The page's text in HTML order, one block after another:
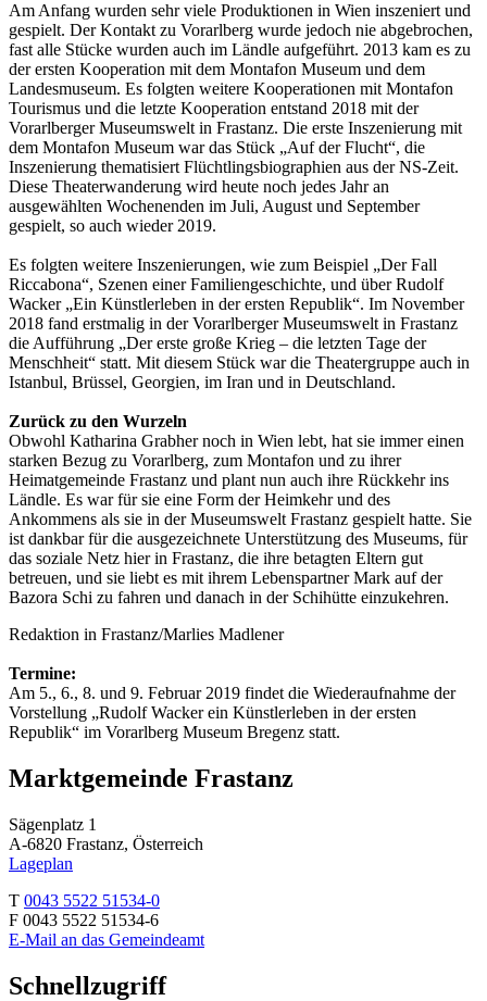
Am Anfang wurden sehr viele Produktionen in Wien inszeniert und
gespielt. Der Kontakt zu Vorarlberg wurde jedoch nie abgebrochen,
fast alle Stücke wurden auch im Ländle aufgeführt. 2013 kam es zu
der ersten Kooperation mit dem Montafon Museum und dem
Landesmuseum. Es folgten weitere Kooperationen mit Montafon
Tourismus und die letzte Kooperation entstand 2018 mit der
Vorarlberger Museumswelt in Frastanz. Die erste Inszenierung mit
dem Montafon Museum war das Stück „Auf der Flucht“, die
Inszenierung thematisiert Flüchtlingsbiographien aus der NS-Zeit.
Diese Theaterwanderung wird heute noch jedes Jahr an
ausgewählten Wochenenden im Juli, August und September
gespielt, so auch wieder 2019.
Es folgten weitere Inszenierungen, wie zum Beispiel „Der Fall
Riccabona“, Szenen einer Familiengeschichte, und über Rudolf
Wacker „Ein Künstlerleben in der ersten Republik“. Im November
2018 fand erstmalig in der Vorarlberger Museumswelt in Frastanz
die Aufführung „Der erste große Krieg – die letzten Tage der
Menschheit“ statt. Mit diesem Stück war die Theatergruppe auch in
Istanbul, Brüssel, Georgien, im Iran und in Deutschland.
Zurück zu den Wurzeln
Obwohl Katharina Grabher noch in Wien lebt, hat sie immer einen
starken Bezug zu Vorarlberg, zum Montafon und zu ihrer
Heimatgemeinde Frastanz und plant nun auch ihre Rückkehr ins
Ländle. Es war für sie eine Form der Heimkehr und des
Ankommens als sie in der Museumswelt Frastanz gespielt hatte. Sie
ist dankbar für die ausgezeichnete Unterstützung des Museums, für
das soziale Netz hier in Frastanz, die ihre betagten Eltern gut
betreuen, und sie liebt es mit ihrem Lebenspartner Mark auf der
Bazora Schi zu fahren und danach in der Schihütte einzukehren.
Redaktion in Frastanz/Marlies Madlener
Termine:
Am 5., 6., 8. und 9. Februar 2019 findet die Wiederaufnahme der
Vorstellung „Rudolf Wacker ein Künstlerleben in der ersten
Republik“ im Vorarlberg Museum Bregenz statt.
Marktgemeinde Frastanz
Sägenplatz 1
A-6820 Frastanz, Österreich
Lageplan
T 0043 5522 51534-0
F 0043 5522 51534-6
E-Mail an das Gemeindeamt
Schnellzugriff